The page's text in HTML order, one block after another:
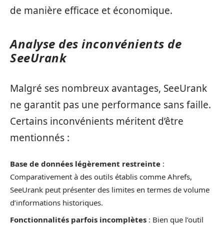
de manière efficace et économique.
Analyse des inconvénients de
SeeUrank
Malgré ses nombreux avantages, SeeUrank
ne garantit pas une performance sans faille.
Certains inconvénients méritent d’être
mentionnés :
Base de données légèrement restreinte :
Comparativement à des outils établis comme Ahrefs,
SeeUrank peut présenter des limites en termes de volume
d’informations historiques.
Fonctionnalités parfois incomplètes : Bien que l’outil